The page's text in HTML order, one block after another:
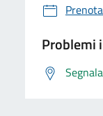
Problemi